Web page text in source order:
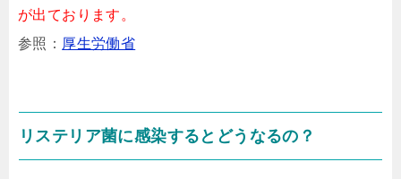
が出ております。
参照： 厚生労働省
リステリア菌に感染するとどうなるの？